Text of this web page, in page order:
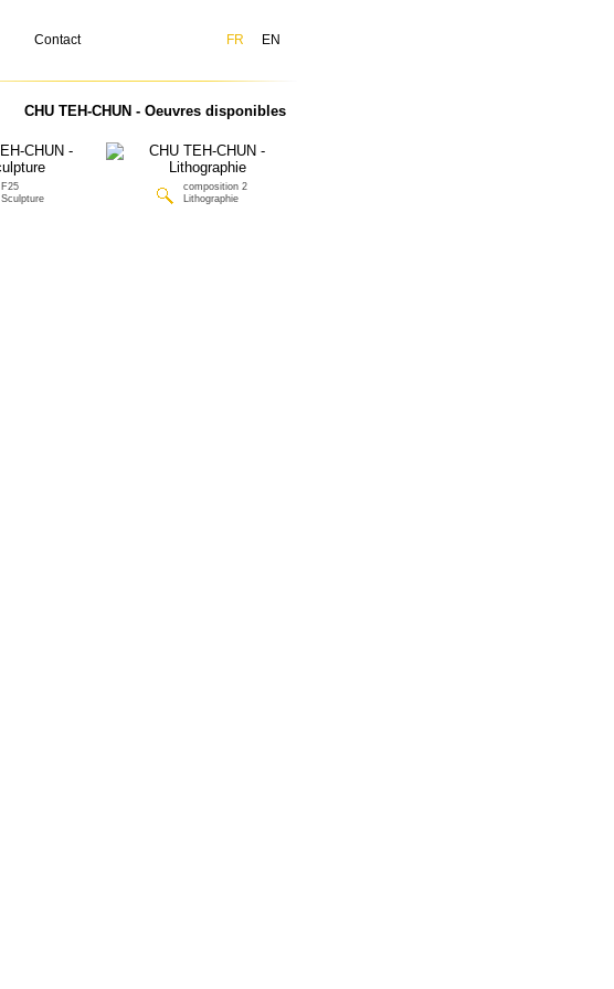
Contact FR EN
CHU TEH-CHUN - Oeuvres disponibles
F25
Sculpture
composition 2
Lithographie